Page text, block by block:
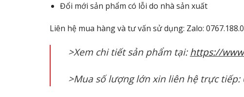
Đổi mới sản phẩm có lỗi do nhà sản xuất
Liên hệ mua hàng và tư vấn sử dụng: Zalo:
>Xem chi tiết sản phẩm tại:https://
>Mua số lượng lớn xin liên hệ trực tiếp: